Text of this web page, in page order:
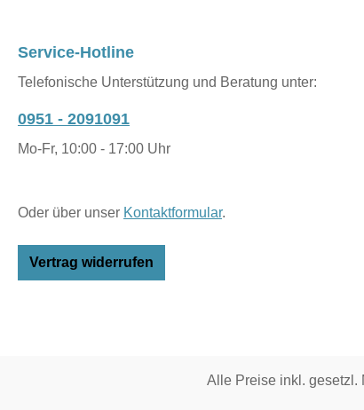
Service-Hotline
Telefonische Unterstützung und Beratung unter:
0951 - 2091091
Mo-Fr, 10:00 - 17:00 Uhr
Oder über unser Kontaktformular.
Vertrag widerrufen
Alle Preise inkl. gesetzl.